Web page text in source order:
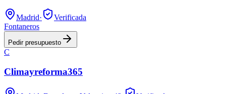
Madrid·
Verificada
Fontaneros
Pedir presupuesto
C
Climayreforma365